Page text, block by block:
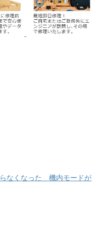
なくなった 機内モードが